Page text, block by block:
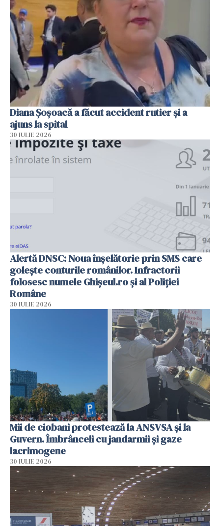
Diana Șoșoacă a făcut accident rutier și a
ajuns la spital
30 IULIE 2026
Alertă DNSC: Noua înșelătorie prin SMS care
golește conturile românilor. Infractorii
folosesc numele Ghișeul.ro și al Poliției
Române
30 IULIE 2026
Mii de ciobani protestează la ANSVSA și la
Guvern. Îmbrânceli cu jandarmii și gaze
lacrimogene
30 IULIE 2026